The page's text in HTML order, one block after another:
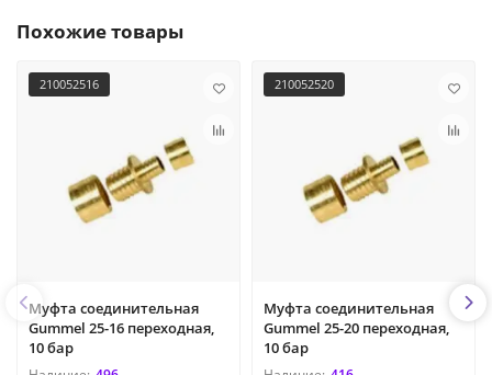
Похожие товары
210052516
Муфта соединительная
Gummel 25-16 переходная,
10 бар
210052520
Муфта соединительная
Gummel 25-20 переходная,
10 бар